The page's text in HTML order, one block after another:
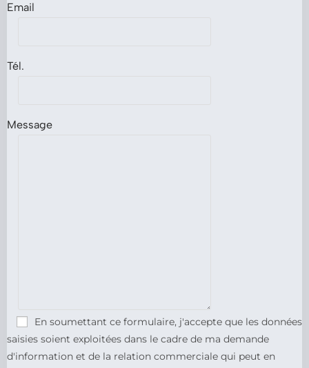
Email
Tél.
Message
En soumettant ce formulaire, j'accepte que les données
saisies soient exploitées dans le cadre de ma demande
d'information et de la relation commerciale qui peut en